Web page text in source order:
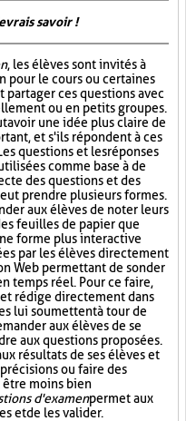
savoir !
, les élèves sont invités à
pour le cours ou certaines
partager ces questions avec
ou en petits groupes.
avoir une idée plus claire de
et s'ils répondent à ces
questions et les réponses
comme base à de
des questions et des
prendre plusieurs formes.
aux élèves de noter leurs
feuilles de papier que
forme plus interactive
par les élèves directement
Web permettant de sonder
temps réel. Pour ce faire,
rédige directement dans
lui soumettent à tour de
aux élèves de se
aux questions proposées.
résultats de ses élèves et
ou faire des
être moins bien
d'examenpermet aux
et de les valider.